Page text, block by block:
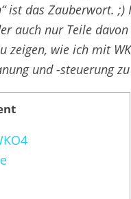
ist das Zauberwort.
auch nur Teile
zeigen, wie ich mit
und -steuerung